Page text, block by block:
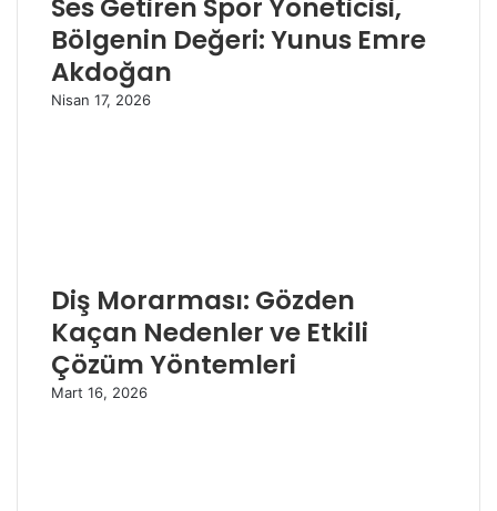
Ses Getiren Spor Yöneticisi,
Bölgenin Değeri: Yunus Emre
Akdoğan
Nisan 17, 2026
Diş Morarması: Gözden
Kaçan Nedenler ve Etkili
Çözüm Yöntemleri
Mart 16, 2026